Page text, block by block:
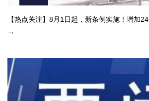
【热点关注】8月1日起，新条例实施！增加
→